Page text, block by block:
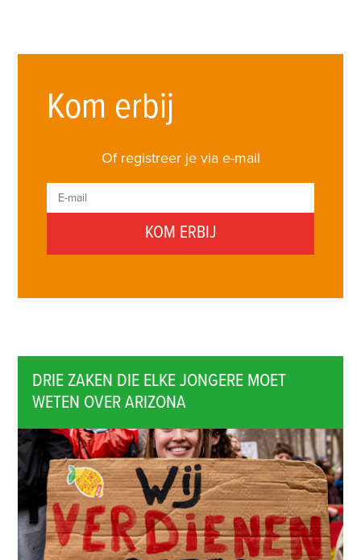
Kom erbij
Of registreer je via e-mail
DRIE ZAKEN DIE ELKE JONGERE MOET
WETEN OVER ARIZONA